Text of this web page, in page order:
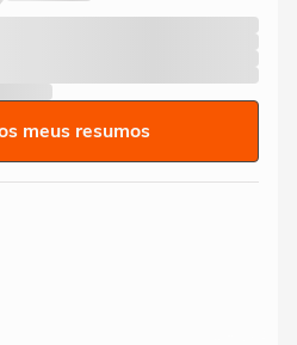
meus resumos